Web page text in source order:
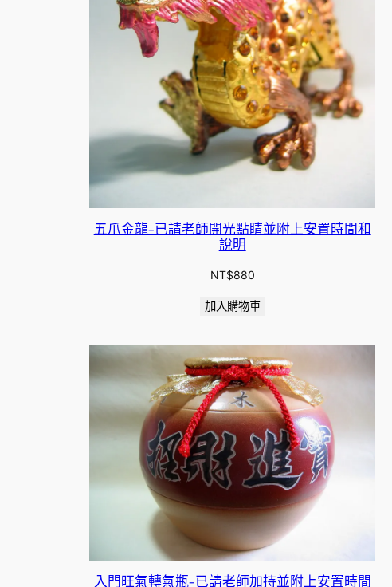
五爪金龍-已請老師開光點睛並附上安置時間和
說明
NT$880
加入購物車
入門旺氣轉氣瓶-已請老師加持並附上安置時間